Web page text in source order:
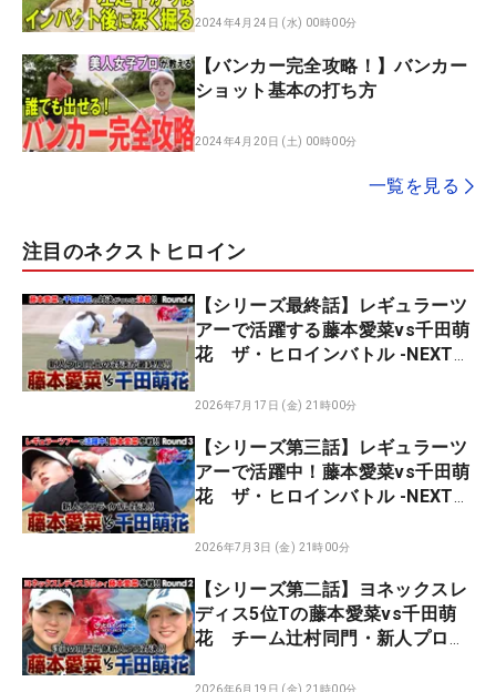
2024年4月24日 (水) 00時00分
【バンカー完全攻略！】バンカー
ショット基本の打ち方
2024年4月20日 (土) 00時00分
一覧を見る
注目のネクストヒロイン
【シリーズ最終話】レギュラーツ
アーで活躍する藤本愛菜vs千田萌
花 ザ・ヒロインバトル -NEXT
2026年7月17日 (金) 21時00分
【シリーズ第三話】レギュラーツ
アーで活躍中！藤本愛菜vs千田萌
花 ザ・ヒロインバトル -NEXT
2026年7月3日 (金) 21時00分
【シリーズ第二話】ヨネックスレ
ディス5位Tの藤本愛菜vs千田萌
花 チーム辻村同門・新人プロ対
BACK 9-
2026年6月19日 (金) 21時00分